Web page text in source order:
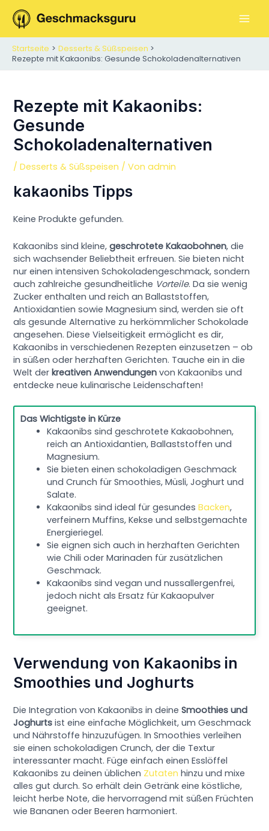
Inhalt
springen
A
Startseite
Desserts & Süßspeisen
Rezepte mit Kakaonibs: Gesunde Schokoladenalternativen
Rezepte mit Kakaonibs:
Gesunde
Schokoladenalternativen
/Desserts & Süßspeisen / Vonadmin
kakaonibs Tipps
Keine Produkte gefunden.
Kakaonibs sind kleine,geschrotete Kakaobohnen, die
sich wachsender Beliebtheit erfreuen. Sie bieten nicht
nur einen intensiven Schokoladengeschmack, sondern
auch zahlreiche gesundheitliche Vorteile. Da sie wenig
Zucker enthalten und reich an Ballaststoffen,
Antioxidantien sowie Magnesium sind, werden sie oft
als gesunde Alternative zu herkömmlicher Schokolade
angesehen. Diese Vielseitigkeit ermöglicht es dir,
Kakaonibs in verschiedenen Rezepten einzusetzen – ob
in süßen oder herzhaften Gerichten. Tauche ein in die
Welt derkreativen Anwendungen von Kakaonibs und
entdecke neue kulinarische Leidenschaften!
Das Wichtigste in Kürze
Kakaonibs sind geschrotete Kakaobohnen,
reich an Antioxidantien, Ballaststoffen und
Magnesium.
Sie bieten einen schokoladigen Geschmack
und Crunch für Smoothies, Müsli, Joghurt und
Salate.
Kakaonibs sind ideal für gesundesBacken,
verfeinern Muffins, Kekse und selbstgemachte
Energieriegel.
Sie eignen sich auch in herzhaften Gerichten
wie Chili oder Marinaden für zusätzlichen
Geschmack.
Kakaonibs sind vegan und nussallergenfrei,
jedoch nicht als Ersatz für Kakaopulver
geeignet.
Verwendung von Kakaonibs in
Smoothies und Joghurts
Die Integration von Kakaonibs in deineSmoothies und
Joghurts ist eine einfache Möglichkeit, um Geschmack
und Nährstoffe hinzuzufügen. In Smoothies verleihen
sie einen schokoladigen Crunch, der die Textur
interessanter macht. Füge einfach einen Esslöffel
Kakaonibs zu deinen üblichen Zutaten hinzu und mixe
alles gut durch. So erhält dein Getränk eine köstliche,
leicht herbe Note, die hervorragend mit süßen Früchten
wie Bananen oder Beeren harmoniert.